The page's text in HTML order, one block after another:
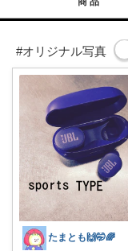
#オリジナル写真
たまとも🙌🤭🌈